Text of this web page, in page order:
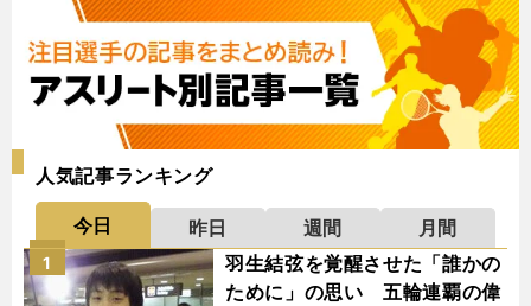
人気記事ランキング
今日 昨日 週間
月間
羽生結弦を覚醒させた「誰かの
ために」の思い 五輪連覇の偉
1